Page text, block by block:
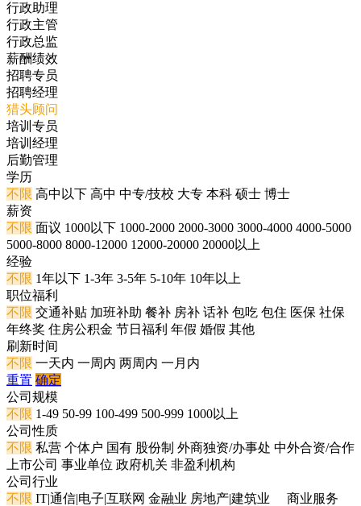
行政助理
行政主管
行政总监
薪酬绩效
招聘专员
招聘经理
猎头顾问
培训专员
培训经理
后勤管理
学历
不限 高中以下 高中 中专/技校 大专 本科 硕士 博士
薪资
不限 面议 1000以下 1000-2000 2000-3000 3000-4000 4000-5000
5000-8000 8000-12000 12000-20000 20000以上
经验
不限 1年以下 1-3年 3-5年 5-10年 10年以上
职位福利
不限 交通补贴 加班补助 餐补 房补 话补 包吃 包住 医保 社保
年终奖 住房公积金 节日福利 年假 婚假 其他
刷新时间
不限 一天内 一周内 两周内 一月内
重置 确定
公司规模
不限 1-49 50-99 100-499 500-999 1000以上
公司性质
不限 私营 个体户 国有 股份制 外商独资/办事处 中外合资/合作
上市公司 事业单位 政府机关 非盈利机构
公司行业
不限 IT|通信|电子|互联网 金融业 房地产|建筑业
商业服务